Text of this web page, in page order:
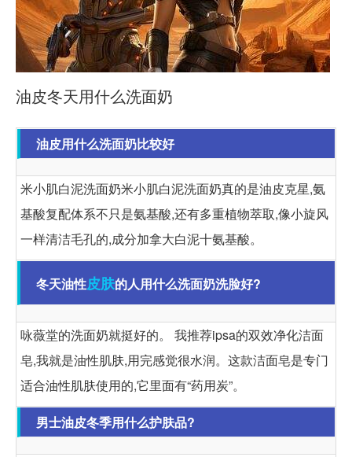
油皮冬天用什么洗面奶
油皮用什么洗面奶比较好
米小肌白泥洗面奶米小肌白泥洗面奶真的是油皮克星,氨
基酸复配体系不只是氨基酸,还有多重植物萃取,像小旋风
一样清洁毛孔的,成分加拿大白泥十氨基酸。
冬天油性皮肤的人用什么洗面奶洗脸好?
咏薇堂的洗面奶就挺好的。 我推荐ipsa的双效净化洁面
皂,我就是油性肌肤,用完感觉很水润。这款洁面皂是专门
适合油性肌肤使用的,它里面有“药用炭”。
男士油皮冬季用什么护肤品?